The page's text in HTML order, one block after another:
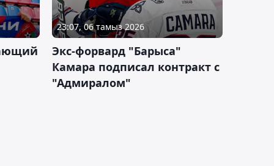
23:07, 06 тамыз 2026
Экс-форвард "Барыса"
Камара подписал контракт с
"Адмиралом"